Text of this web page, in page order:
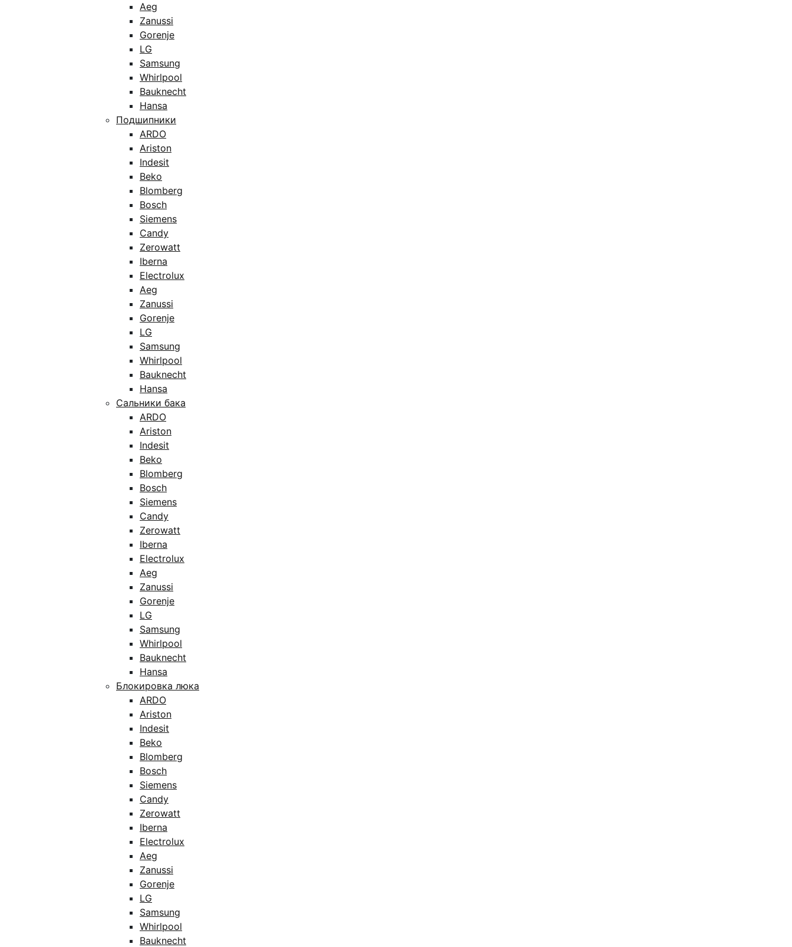
Aeg
Zanussi
Gorenje
LG
Samsung
Whirlpool
Bauknecht
Hansa
Подшипники
ARDO
Ariston
Indesit
Beko
Blomberg
Bosch
Siemens
Candy
Zerowatt
Iberna
Electrolux
Aeg
Zanussi
Gorenje
LG
Samsung
Whirlpool
Bauknecht
Hansa
Сальники бака
ARDO
Ariston
Indesit
Beko
Blomberg
Bosch
Siemens
Candy
Zerowatt
Iberna
Electrolux
Aeg
Zanussi
Gorenje
LG
Samsung
Whirlpool
Bauknecht
Hansa
Блокировка люка
ARDO
Ariston
Indesit
Beko
Blomberg
Bosch
Siemens
Candy
Zerowatt
Iberna
Electrolux
Aeg
Zanussi
Gorenje
LG
Samsung
Whirlpool
Bauknecht